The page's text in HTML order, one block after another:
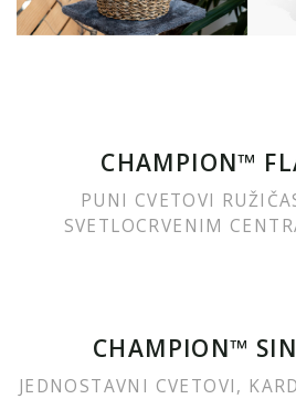
CHAMPION™
PUNI CVETOVI
SVETLOCRVENIM
CHAMPION™
JEDNOSTAVNI CVETOVI,